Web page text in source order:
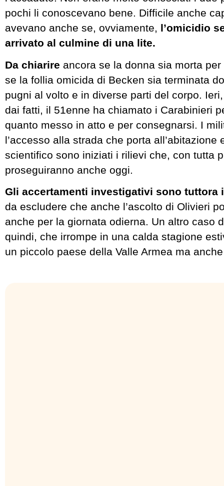
pochi li conoscevano bene. Difficile anche
avevano anche se, ovviamente, l’omicidio
arrivato al culmine di una lite.
Da chiarire ancora se la donna sia morta
se la follia omicida di Becken sia terminata
pugni al volto e in diverse parti del corpo.
dai fatti, il 51enne ha chiamato i Carabinieri
quanto messo in atto e per consegnarsi. I
l’accesso alla strada che porta all’abitazione
scientifico sono iniziati i rilievi che, con tutta
proseguiranno anche oggi.
Gli accertamenti investigativi sono tuttora
da escludere che anche l’ascolto di Olivieri
anche per la giornata odierna. Un altro caso
quindi, che irrompe in una calda stagione
un piccolo paese della Valle Armea ma